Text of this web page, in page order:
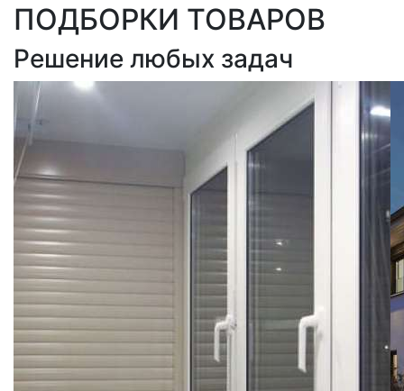
ПОДБОРКИ ТОВАРОВ
Решение любых задач